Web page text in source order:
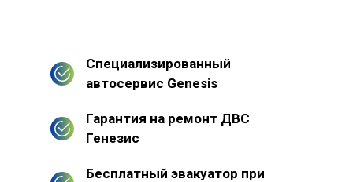
Специализированный
автосервис Genesis
Гарантия на ремонт ДВС
Генезис
Бесплатный эвакуатор при